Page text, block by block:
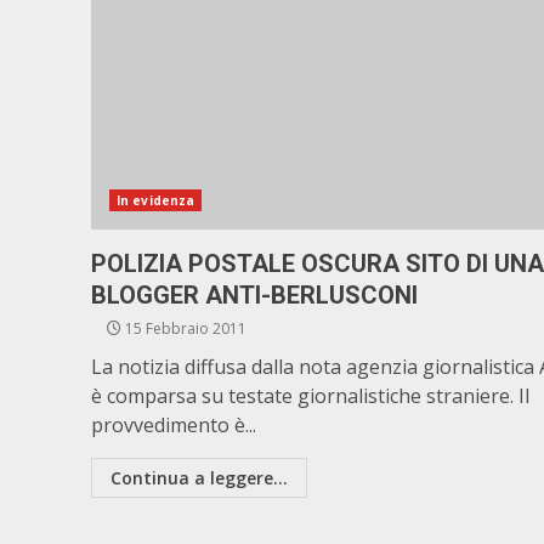
In evidenza
POLIZIA POSTALE OSCURA SITO DI UNA
BLOGGER ANTI-BERLUSCONI
15 Febbraio 2011
La notizia diffusa dalla nota agenzia giornalistica
è comparsa su testate giornalistiche straniere. Il
provvedimento è...
Continua a leggere...